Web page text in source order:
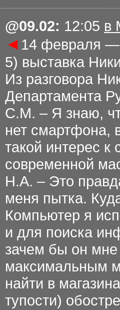
@09.02: 12:05 в
◄ 14 февраля
5) выставка
Из разговора
Департамента
С.М. – Я знаю,
нет смартфона,
такой интерес
современной
Н.А. – Это
меня пытка.
Компьютер я
и для поиска
зачем бы он
максимальным
найти в
тупости)